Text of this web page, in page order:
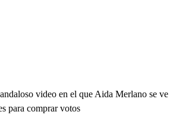
video en el que Aida Merlano se ve
para comprar votos